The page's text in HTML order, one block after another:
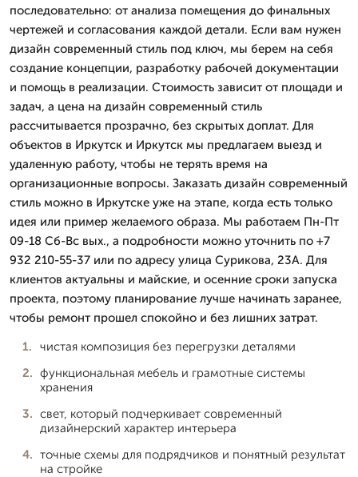
последовательно: от анализа помещения до финальных
чертежей и согласования каждой детали. Если вам нужен
дизайн современный стиль под ключ, мы берем на себя
создание концепции, разработку рабочей документации
и помощь в реализации. Стоимость зависит от площади и
задач, а цена на дизайн современный стиль
рассчитывается прозрачно, без скрытых доплат. Для
объектов в Иркутск и Иркутск мы предлагаем выезд и
удаленную работу, чтобы не терять время на
организационные вопросы. Заказать дизайн современный
стиль можно в Иркутске уже на этапе, когда есть только
идея или пример желаемого образа. Мы работаем Пн-Пт
09-18 Сб-Вс вых., а подробности можно уточнить по +7
932 210-55-37 или по адресу улица Сурикова, 23А. Для
клиентов актуальны и майские, и осенние сроки запуска
проекта, поэтому планирование лучше начинать заранее,
чтобы ремонт прошел спокойно и без лишних затрат.
чистая композиция без перегрузки деталями
функциональная мебель и грамотные системы
хранения
свет, который подчеркивает современный
дизайнерский характер интерьера
точные схемы для подрядчиков и понятный результат
на стройке